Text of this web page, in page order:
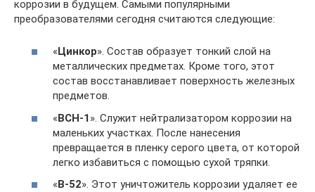
коррозии в будущем. Самыми популярными
преобразователями сегодня считаются следующие:
«Цинкор». Состав образует тонкий слой на
металлических предметах. Кроме того, этот
состав восстанавливает поверхность железных
предметов.
«ВСН-1 ». Служит нейтрализатором коррозии на
маленьких участках. После нанесения
превращается в пленку серого цвета, от которой
легко избавиться с помощью сухой тряпки.
«В-52». Этот уничтожитель коррозии удаляет ее